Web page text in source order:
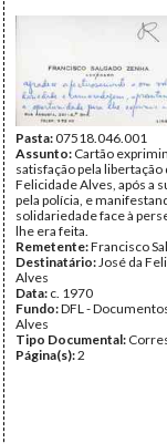
Pasta:07518.046.001
Assunto: Cartão
satisfação pela libertação
Felicidade Alves, após a
pela polícia, e
solidariedade face à
lhe era feita.
Remetente:Francisco
Destinatário:José da
Alves
Data: c. 1970
Fundo:DFL -
Alves
Tipo Documental:
Página(s):2